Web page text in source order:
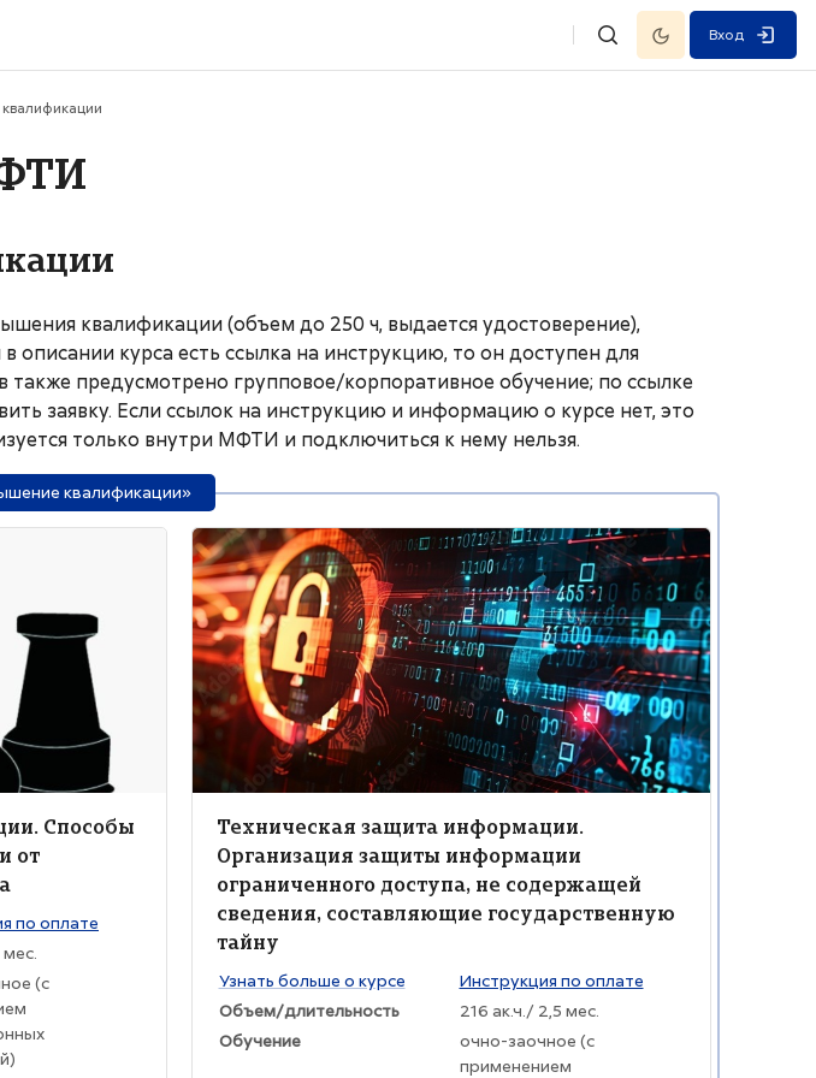
Изменить данные
Темный режим
Вход
квалификации (объем до 250 ч, выдается удостоверение),
курса есть ссылка на инструкцию, то он доступен для
также предусмотрено групповое/корпоративное обучение; по ссылке
заявку. Если ссылок на инструкцию и информацию о курсе нет, это
только внутри МФТИ и подключиться к нему нельзя.
квалификации»
Способы и средства защиты информации от несанкционированного доступа
Способы
от
по оплате
мес.
(с
Изображение курса" Техническая защита информации. Организация
Изображение курса
Название курса
Техническая защита информации.
Организация защиты информации
ограниченного доступа, не содержащей
сведения, составляющие государственную
тайну
Текст краткого изложения курса:
Узнать больше о курсе
Инструкция по оплате
Объем/длительность
216 ак.ч./ 2,5 мес.
Обучение
очно-заочное (с
применением